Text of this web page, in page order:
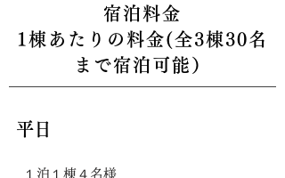
宿泊料金
1棟あたりの料金(全3棟30名
まで宿泊可能）
平日
１泊１棟４名様